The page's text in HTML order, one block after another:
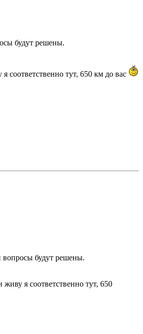
будут решены.
тут, 650 км до вас
вопросы будут решены.
я соответственно тут, 650